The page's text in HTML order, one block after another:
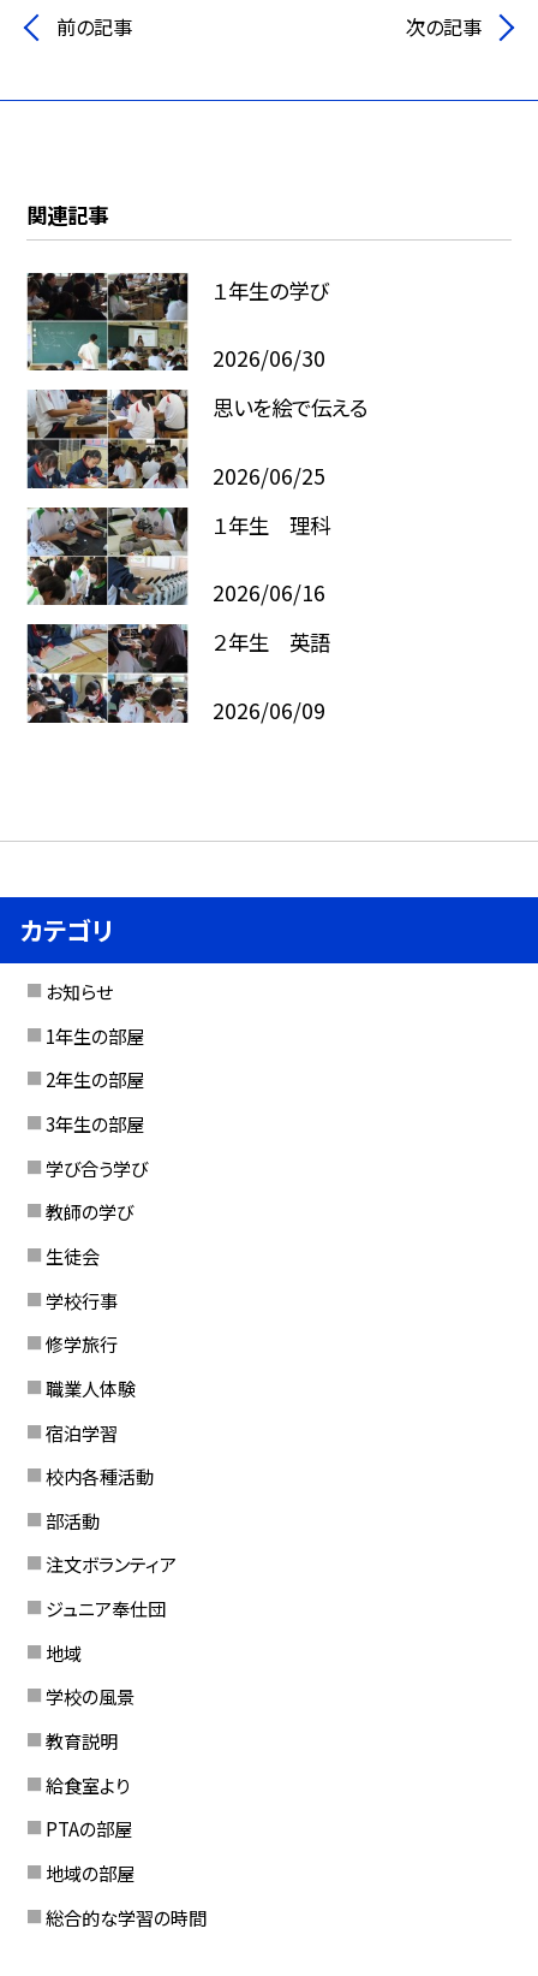
前の記事 次の記事
関連記事
１年生の学び
2026/06/30
思いを絵で伝える
2026/06/25
１年生 理科
2026/06/16
２年生 英語
2026/06/09
カテゴリ
お知らせ
1年生の部屋
2年生の部屋
3年生の部屋
学び合う学び
教師の学び
生徒会
学校行事
修学旅行
職業人体験
宿泊学習
校内各種活動
部活動
注文ボランティア
ジュニア奉仕団
地域
学校の風景
教育説明
給食室より
PTAの部屋
地域の部屋
総合的な学習の時間